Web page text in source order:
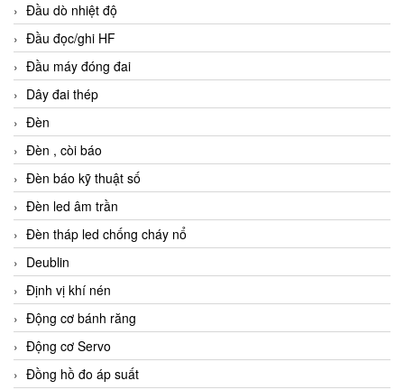
Đầu dò nhiệt độ
Đầu đọc/ghi HF
Đầu máy đóng đai
Dây đai thép
Đèn
Đèn , còi báo
Đèn báo kỹ thuật số
Đèn led âm trần
Đèn tháp led chống cháy nổ
Deublin
Định vị khí nén
Động cơ bánh răng
Động cơ Servo
Đồng hồ đo áp suất